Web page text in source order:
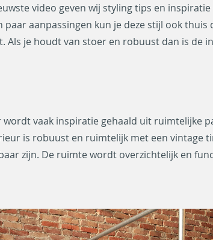
video geven wij styling tips en
aanpassingen kun je deze stijl ook thuis
je houdt van stoer en robuust dan is de
vaak inspiratie gehaald uit ruimtelijke
is robuust en ruimtelijk met een vintage
zijn. De ruimte wordt overzichtelijk en